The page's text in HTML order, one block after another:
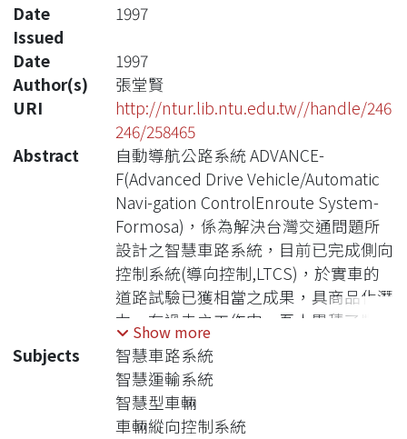
Date
Issued
1997
Date
1997
Author(s)
張堂賢
URI
http://ntur.lib.ntu.edu.tw//handle/246
246/258465
Abstract
自動導航公路系統 ADVANCE-
F(Advanced Drive Vehicle/Automatic
Navi-gation ControlEnroute System-
Formosa)，係為解決台灣交通問題所
設計之智慧車路系統，目前已完成側向
控制系統(導向控制,LTCS)，於實車的
道路試驗已獲相當之成果，具商品化潛
力。在過去之工作中，吾人累積了豐富
的經驗。為使系統成為性能優越的輔助
駕駛系統，達成擴充公路容量、增進交
通安全，擬進行另一階段之研究發展計
畫：縱向控制系統(速率控制,LGCS)之
Show more
Subjects
智慧車路系統
智慧運輸系統
智慧型車輛
車輛縱向控制系統